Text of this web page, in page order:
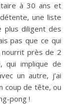
à 30 ans et
une liste
plus diligent des
pas que ce qui
nourrit près de 2
qui implique de
un autre, j’ai
coup de tête, ou
pong !